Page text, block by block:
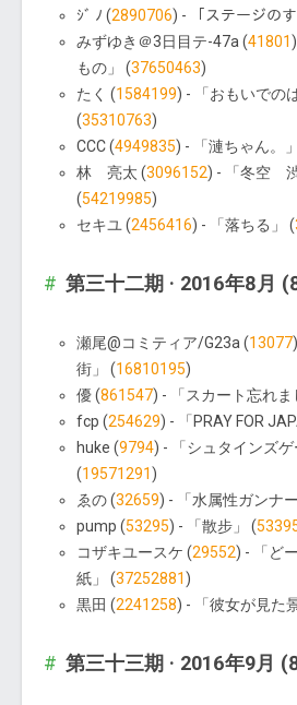
ｼﾞ ﾉ (2890706) - 「ステージの
みずゆき＠3日目テ-47a (41801
もの」 (37650463)
たく (1584199) - 「おもいでの
(35310763)
CCC (4949835) - 「漣ちゃん。
林 亮太 (3096152) - 「冬空
(54219985)
セキユ (2456416) - 「落ちる」 (
第三十二期 · 2016年8月
瀬尾@コミティア/G23a (13077
街」 (16810195)
優 (861547) - 「スカート忘れま
fcp (254629) - 「PRAY FOR
huke (9794) - 「シュタインズゲ
(19571291 )
ゑの (32659) - 「水属性ガンナ
pump (53295) - 「散步」 (
コザキユースケ (29552) - 「ど
紙」 (37252881 )
黒田 (2241258) - 「彼女が見た
第三十三期 · 2016年9月